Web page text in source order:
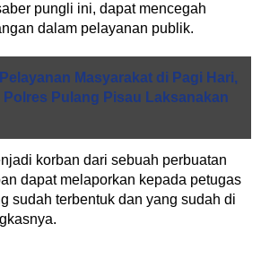
pungli ini, dapat mencegah
dalam pelayanan publik.
Masyarakat di Pagi Hari,
Polres Pulang Pisau Laksanakan
korban dari sebuah perbuatan
dapat melaporkan kepada petugas
sudah terbentuk dan yang sudah di